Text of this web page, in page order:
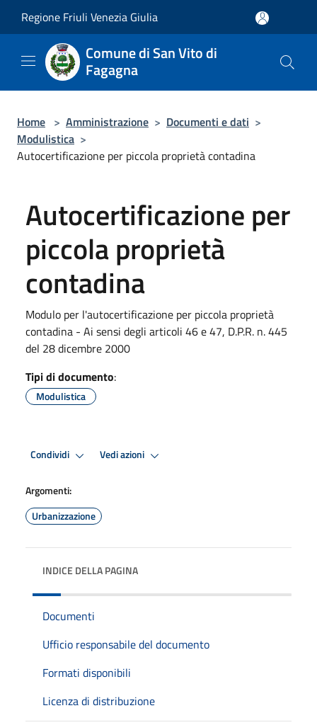
Regione Friuli Venezia Giulia
Comune di San Vito di
Fagagna
Home > Amministrazione > Documenti e dati >
Modulistica >
Autocertificazione per piccola proprietà contadina
Autocertificazione per
piccola proprietà
contadina
Modulo per l'autocertificazione per piccola proprietà
contadina - Ai sensi degli articoli 46 e 47, D.P.R. n. 445
del 28 dicembre 2000
Tipi di documento:
Modulistica
Condividi Vedi azioni
Argomenti:
Urbanizzazione
INDICE DELLA PAGINA
Documenti
Ufficio responsabile del documento
Formati disponibili
Licenza di distribuzione